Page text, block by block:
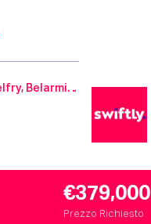
Apartment 120, The Belfry, Belarmine Copse, Belarmine, Stepaside, Dublin 18, Co. Dublin, D18 NX2K
€379,000
Prezzo Richiesto